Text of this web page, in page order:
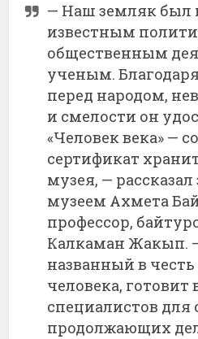
— Наш земляк был
известным
общественным
ученым.
перед народом,
и смелости он
«Человек века» —
сертификат
музея, —
музеем Ахмета
профессор,
Калкаман Жакып.
названный в честь
человека,
специалистов для
продолжающих